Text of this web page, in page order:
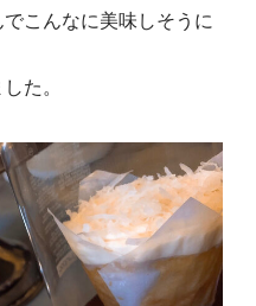
こんなに美味しそうに
た。